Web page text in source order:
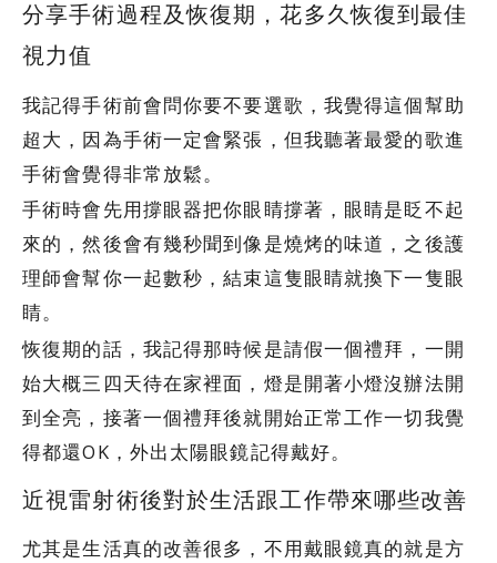
分享手術過程及恢復期，花多久恢復到最佳
視力值
我記得手術前會問你要不要選歌，我覺得這個幫助
超大，因為手術一定會緊張，但我聽著最愛的歌進
手術會覺得非常放鬆。
手術時會先用撐眼器把你眼睛撐著，眼睛是眨不起
來的，然後會有幾秒聞到像是燒烤的味道，之後護
理師會幫你一起數秒，結束這隻眼睛就換下一隻眼
睛。
恢復期的話，我記得那時候是請假一個禮拜，一開
始大概三四天待在家裡面，燈是開著小燈沒辦法開
到全亮，接著一個禮拜後就開始正常工作一切我覺
得都還OK，外出太陽眼鏡記得戴好。
近視雷射術後對於生活跟工作帶來哪些改善
尤其是生活真的改善很多，不用戴眼鏡真的就是方